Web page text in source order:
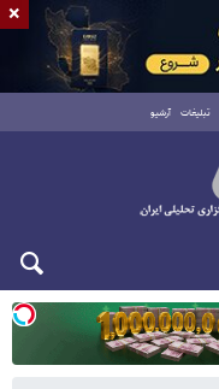
تبلیغات آرشیو
×